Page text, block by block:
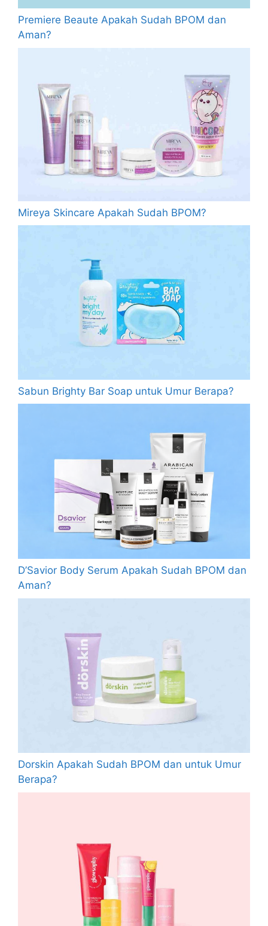
Premiere Beaute Apakah Sudah BPOM dan
Aman?
Mireya Skincare Apakah Sudah BPOM?
Sabun Brighty Bar Soap untuk Umur Berapa?
D’Savior Body Serum Apakah Sudah BPOM dan
Aman?
Dorskin Apakah Sudah BPOM dan untuk Umur
Berapa?